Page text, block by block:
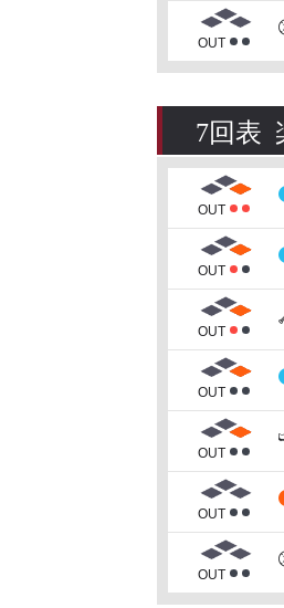
OUT
7回表
OUT
OUT
OUT
OUT
OUT
OUT
OUT